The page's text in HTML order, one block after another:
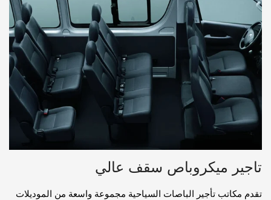
تاجير ميكروباص سقف عالي
تقدم مكاتب تأجير الباصات السياحية مجموعة واسعة من الموديلات